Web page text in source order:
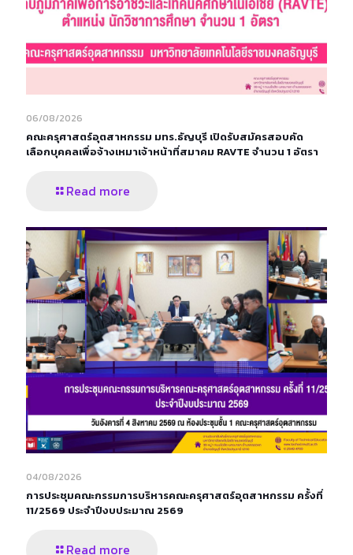
06/08/2026
คณะครุศาสตร์อุตสาหกรรม มทร.ธัญบุรี เปิดรับสมัครสอบคัด
เลือกบุคคลเพื่อจ้างเหมาเจ้าหน้าที่สมาคม RAVTE จำนวน 1 อัตรา
Read more
04/08/2026
การประชุมคณะกรรมการบริหารคณะครุศาสตร์อุตสาหกรรม ครั้งที่
11/2569 ประจำปีงบประมาณ 2569
Read more